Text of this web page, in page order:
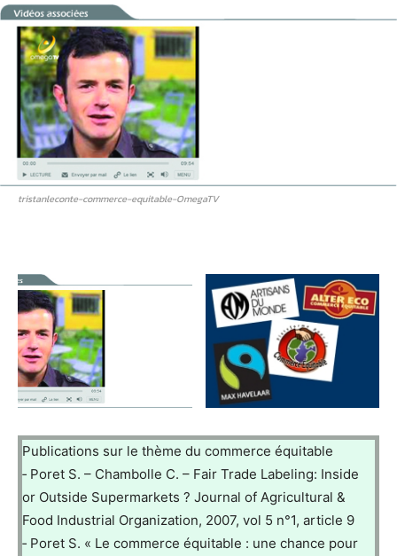
tristanleconte-commerce-equitable-OmegaTV
Publications sur le thème du commerce équitable
‐ Poret S. – Chambolle C. – Fair Trade Labeling: Inside
or Outside Supermarkets ? Journal of Agricultural &
Food Industrial Organization, 2007, vol 5 n°1, article 9
‐ Poret S. « Le commerce équitable : une chance pour